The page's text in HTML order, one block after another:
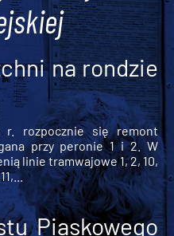
na rondzie
rozpocznie się remont
przy peronie 1 i 2. W
linie tramwajowe 1, 2, 10,
Piaskowego